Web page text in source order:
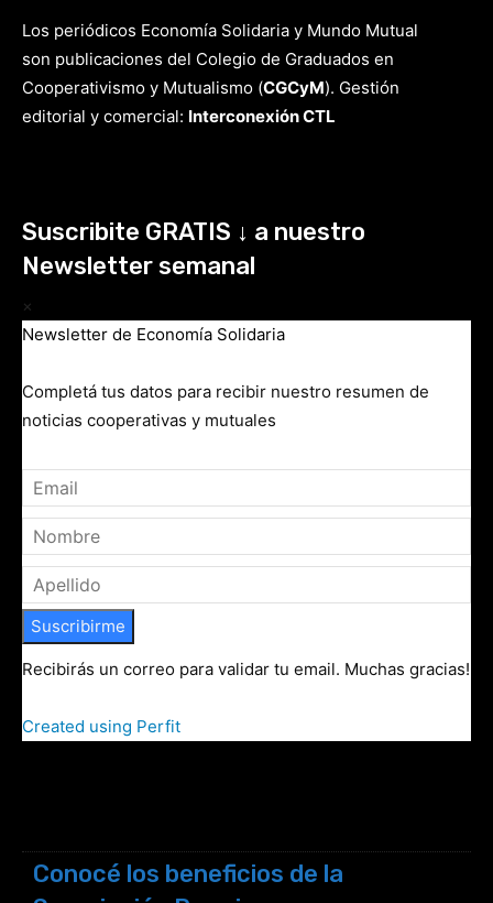
Los periódicos Economía Solidaria y Mundo Mutual
son publicaciones del Colegio de Graduados en
Cooperativismo y Mutualismo (CGCyM). Gestión
editorial y comercial: Interconexión CTL
Suscribite GRATIS ↓ a nuestro
Newsletter semanal
×
Newsletter de Economía Solidaria
Completá tus datos para recibir nuestro resumen de
noticias cooperativas y mutuales
Suscribirme
Recibirás un correo para validar tu email. Muchas gracias!
Created using Perfit
Conocé los beneficios de la